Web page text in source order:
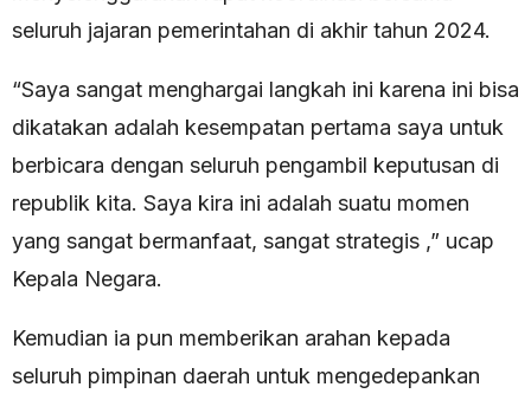
seluruh jajaran pemerintahan di akhir tahun 2024.
“Saya sangat menghargai langkah ini karena ini bisa
dikatakan adalah kesempatan pertama saya untuk
berbicara dengan seluruh pengambil keputusan di
republik kita. Saya kira ini adalah suatu momen
yang sangat bermanfaat, sangat strategis ,” ucap
Kepala Negara.
Kemudian ia pun memberikan arahan kepada
seluruh pimpinan daerah untuk mengedepankan